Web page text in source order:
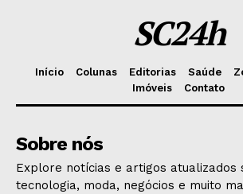
SC24h
Início Colunas Editorias Saúde
Imóveis
Contato
Sobre nós
Explore notícias e artigos atualizados
tecnologia, moda, negócios e muito